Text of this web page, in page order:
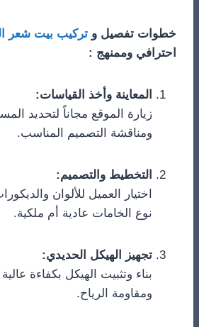
خطوات تفصيل و تركيب بيت شعر
احترافي وممنهج :
​المعاينة وأخذ القياسات:
زيارة الموقع مجاناً لتحديد
ومناقشة التصميم المناسب.
​التخطيط والتصميم:
اختيار العميل للألوان
نوع الخامات عادية أم ملكية.
​تجهيز الهيكل الحديدي:
بناء وتثبيت الهيكل بكفاءة
ومقاومة الرياح.